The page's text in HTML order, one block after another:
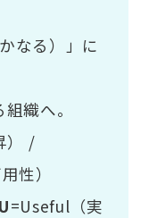
なる）」に
織へ。
） /
性）
U=Useful（実